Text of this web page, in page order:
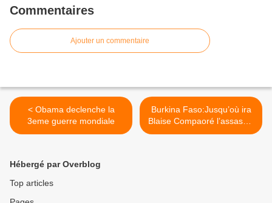
Commentaires
Ajouter un commentaire
< Obama declenche la
3eme guerre mondiale
Burkina Faso:Jusqu’où ira
Blaise Compaoré l’assassin
de Thomas Sankara ? >
Hébergé par Overblog
Top articles